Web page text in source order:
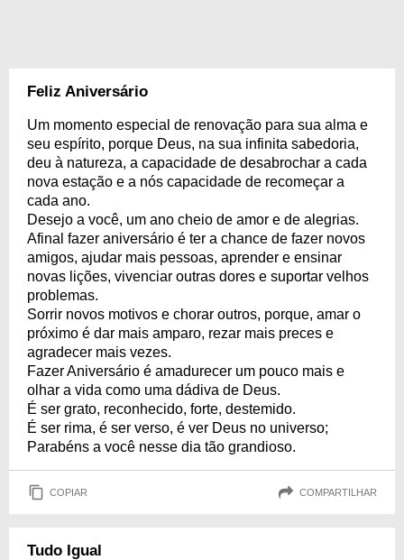
Feliz Aniversário
Um momento especial de renovação para sua alma e
seu espírito, porque Deus, na sua infinita sabedoria,
deu à natureza, a capacidade de desabrochar a cada
nova estação e a nós capacidade de recomeçar a
cada ano.
Desejo a você, um ano cheio de amor e de alegrias.
Afinal fazer aniversário é ter a chance de fazer novos
amigos, ajudar mais pessoas, aprender e ensinar
novas lições, vivenciar outras dores e suportar velhos
problemas.
Sorrir novos motivos e chorar outros, porque, amar o
próximo é dar mais amparo, rezar mais preces e
agradecer mais vezes.
Fazer Aniversário é amadurecer um pouco mais e
olhar a vida como uma dádiva de Deus.
É ser grato, reconhecido, forte, destemido.
É ser rima, é ser verso, é ver Deus no universo;
Parabéns a você nesse dia tão grandioso.
COPIAR COMPARTILHAR
Tudo Igual